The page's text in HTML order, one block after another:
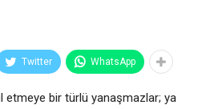
Twitter WhatsApp
etmeye bir türlü yanaşmazlar; ya